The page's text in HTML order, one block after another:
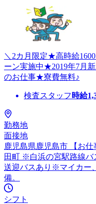
＼2カ月限定★高時給
ーン実施中★2019年7月
のお仕事★寮費無料♪
検査スタッフ 時給
勤務地
面接地
鹿児島県鹿児島市 【お
田町 ※白浜の宮駅路線
送迎バスあり※マイカー
備。
シフト